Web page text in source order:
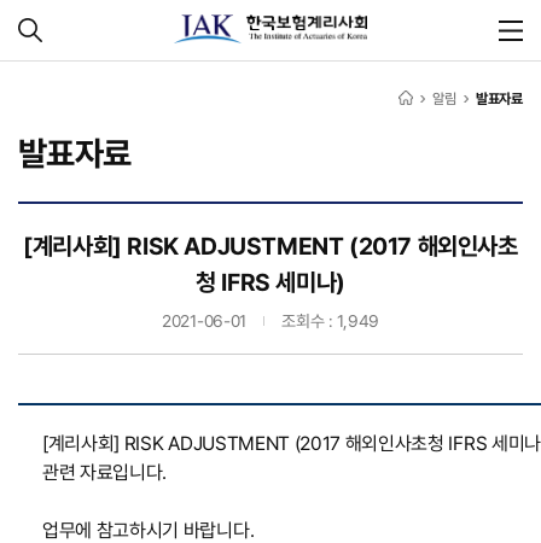
알림 발표자료
발표자료
[계리사회] RISK ADJUSTMENT (2017 해외인사초
청 IFRS 세미나)
2021-06-01 조회수 : 1,949
[계리사회] RISK ADJUSTMENT (2017 해외인사초청 IFRS 세미
관련 자료입니다.
업무에 참고하시기 바랍니다.